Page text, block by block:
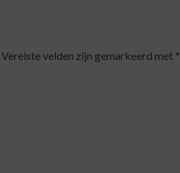
Vereiste velden zijn gemarkeerd met *